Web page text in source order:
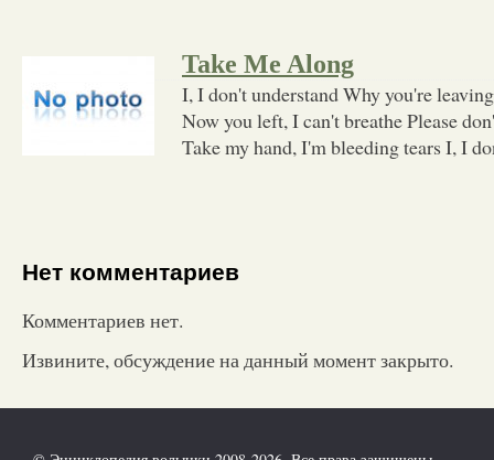
Take Me Along
I, I don't understand Why you're
Now you left, I can't breathe Please
Take my hand, I'm bleeding tears I, I
Нет комментариев
Комментариев нет.
Извините, обсуждение на данный момент закрыто.